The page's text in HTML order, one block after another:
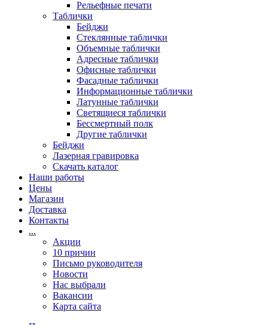
Рельефные печати
Таблички
Бейджи
Стеклянные таблички
Объемные таблички
Адресные таблички
Офисные таблички
Фасадные таблички
Информационные таблички
Латунные таблички
Светящиеся таблички
Бессмертный полк
Другие таблички
Бейджи
Лазерная гравировка
Скачать каталог
Наши работы
Цены
Магазин
Доставка
Контакты
...
Акции
10 причин
Письмо руководителя
Новости
Нас выбрали
Вакансии
Карта сайта